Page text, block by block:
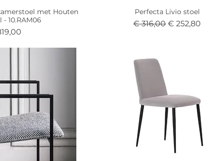
met Houten
10.RAM06
Perfecta Livio stoel
Normale prijs
€ 316,00Verkoopprijs
€ 252,80